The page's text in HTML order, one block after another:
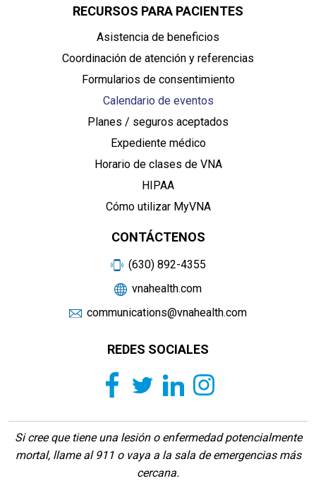
RECURSOS PARA PACIENTES
Asistencia de beneficios
Coordinación de atención y referencias
Formularios de consentimiento
Calendario de eventos
Planes / seguros aceptados
Expediente médico
Horario de clases de VNA
HIPAA
Cómo utilizar MyVNA
CONTÁCTENOS
(630) 892-4355
vnahealth.com
communications@vnahealth.com
REDES SOCIALES
Si cree que tiene una lesión o enfermedad potencialmente
mortal, llame al 911 o vaya a la sala de emergencias más
cercana.